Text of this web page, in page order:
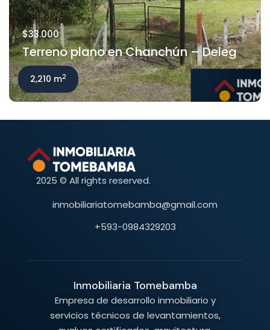
$33.000
Terreno plano en Chanchún – Deleg
2,210 m2
2025 © All rights reserved.
inmobiliariatomebamba@gmail.com
+593-0984329203
Inmobiliaria Tomebamba
Empresa de desarrollo inmobiliario y
servicios técnicos de levantamientos,